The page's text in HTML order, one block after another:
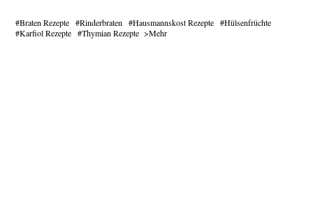
Braten Rezepte Rinderbraten Hausmannskost Rezepte
Hülsenfrüchte
Karfiol Rezepte
Thymian Rezepte Mehr